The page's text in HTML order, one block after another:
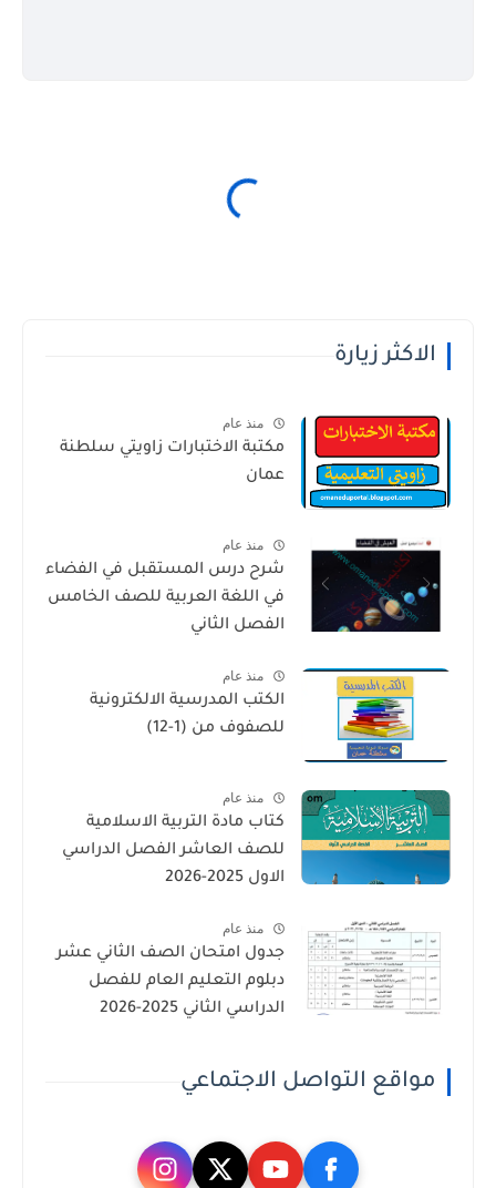
الاكثر زيارة
منذ عام
مكتبة الاختبارات زاويتي سلطنة
عمان
منذ عام
شرح درس المستقبل في الفضاء
في اللغة العربية للصف الخامس
الفصل الثاني
منذ عام
الكتب المدرسية الالكترونية
للصفوف من (1-12)
منذ عام
كتاب مادة التربية الاسلامية
للصف العاشر الفصل الدراسي
الاول 2025-2026
منذ عام
جدول امتحان الصف الثاني عشر
دبلوم التعليم العام للفصل
الدراسي الثاني 2025-2026
مواقع التواصل الاجتماعي